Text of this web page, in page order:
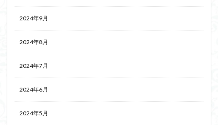
2024年9月
2024年8月
2024年7月
2024年6月
2024年5月